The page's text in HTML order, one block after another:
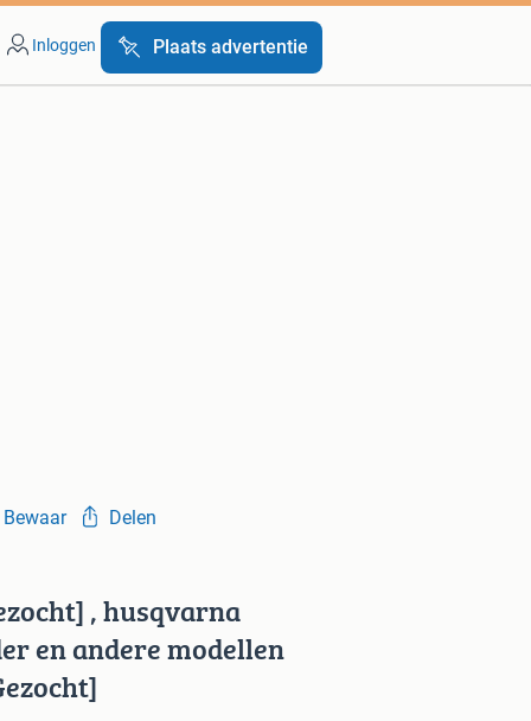
Inloggen Plaats advertentie
Bewaar Delen
, husqvarna
en andere modellen